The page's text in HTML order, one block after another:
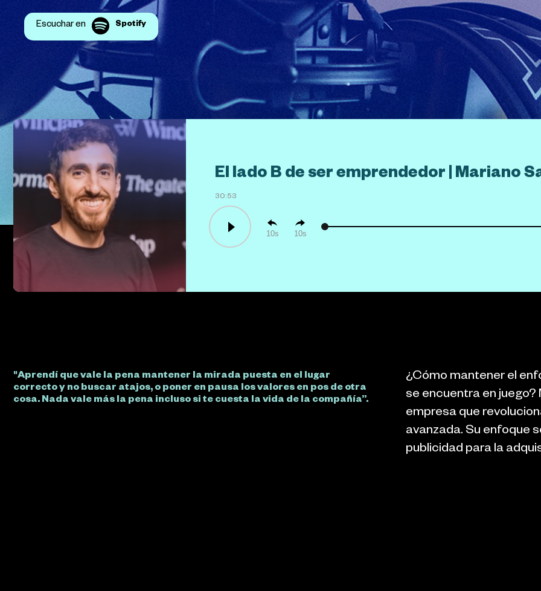
Escuchar en Spotify
El lado B de ser emprendedor | Mariano
30:53
10 10
"Aprendí que vale la pena mantener la mirada puesta en el lugar
correcto y no buscar atajos, o poner en pausa los valores en pos de otra
cosa. Nada vale más la pena incluso si te cuesta la vida de la compañía”.
¿Cómo mantener el
se encuentra en juego?
empresa que
avanzada. Su enfoque
publicidad para la